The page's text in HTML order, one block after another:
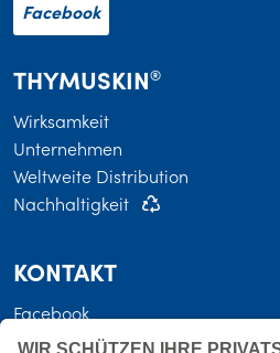
Facebook
THYMUSKIN®
Wirksamkeit
Unternehmen
Weltweite Distribution
Nachhaltigkeit
KONTAKT
Facebook
Instagram